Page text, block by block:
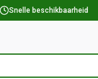
Snelle beschikbaarheid